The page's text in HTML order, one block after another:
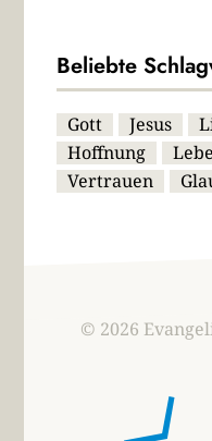
Beliebte
Gott Jesus
Hoffnung
Vertrauen
© 2026